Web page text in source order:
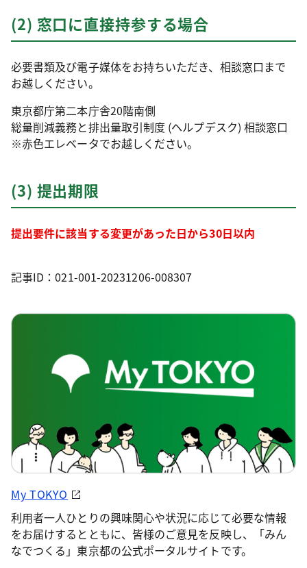
(2) 窓口に直接持参する場合
必要書類及び電子媒体をお持ちいただき、相談窓口まで
お越しください。
東京都庁第二本庁舎20階南側
総量削減義務と排出量取引制度 (ヘルプデスク) 相談窓口
※赤色エレベータでお越しください。
(3) 提出期限
提出要件に該当する変更があった日から30日以内
記事ID：021-001-20231206-008307
My TOKYO
利用者一人ひとりの興味関心や状況に応じて必要な情報
をお届けするとともに、皆様のご意見を反映し、「みん
なでつくる」東京都の公式ポータルサイトです。